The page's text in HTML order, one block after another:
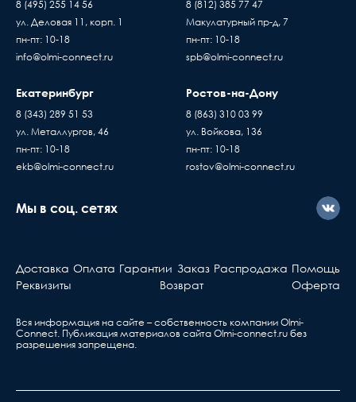
8 (495) 255 14 56
ул. Деловая 11, корп. 1
пн-пт: 10-18
info@olmi-connect.ru
8 (812) 385 77 47
Макулатурный пр-д, 7
пн-пт: 10-18
spb@olmi-connect.ru
Екатеринбург
8 (343) 289 51 53
ул. Металлургов, 46
пн-пт: 10-18
ekb@olmi-connect.ru
Ростов-на-Дону
8 (863) 310 03 99
ул. Войкова, 136
пн-пт: 10-18
rostov@olmi-connect.ru
Мы в соц. сетях
Доставка Оплата Гарантии Заказ Распродажа Помощь
Реквизиты
Возврат Оферта
Вся информация на сайте – собственность компании Olmi-
Сonnect. Публикация материалов сайта Olmi-connect.ru без
разрешения запрещена.